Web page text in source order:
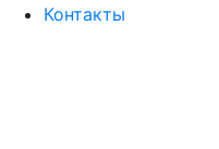
Контакты